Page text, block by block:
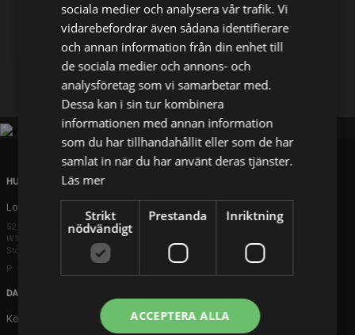
Facebook X
HUVUDKONTOR
London
52 Brook Street
W1K 5DS London
Storbritannien
P: +44 203 608 8181
DANMARK
Köpenhamn
sociala medier och analysera vår trafik. Vi
vidarebefordrar även sådana identifierare
och annan information från din enhet till
de sociala medier och annons- och
analysföretag som vi samarbetar med.
Dessa kan i sin tur kombinera
informationen med annan information
som du har tillhandahållit eller som de har
samlat in när du har använt deras tjänster.
Läs mer
Strikt
nödvändigt
Prestanda Inriktning
ACCEPTERA ALLA